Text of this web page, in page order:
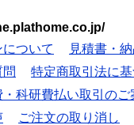
ついて
見積書・
特定商取引法に
科研費払い取引のご
ご注文の取り消し